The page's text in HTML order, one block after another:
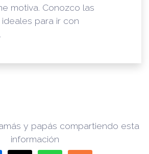
motiva. Conozco las
para ir con
y papás compartiendo esta
información